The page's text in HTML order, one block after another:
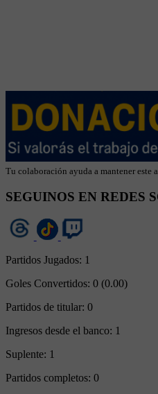
Tu colaboración ayuda a mantener este
SEGUINOS EN REDES
Partidos Jugados: 1
Goles Convertidos: 0 (0.00)
Partidos de titular: 0
Ingresos desde el banco: 1
Suplente: 1
Partidos completos: 0